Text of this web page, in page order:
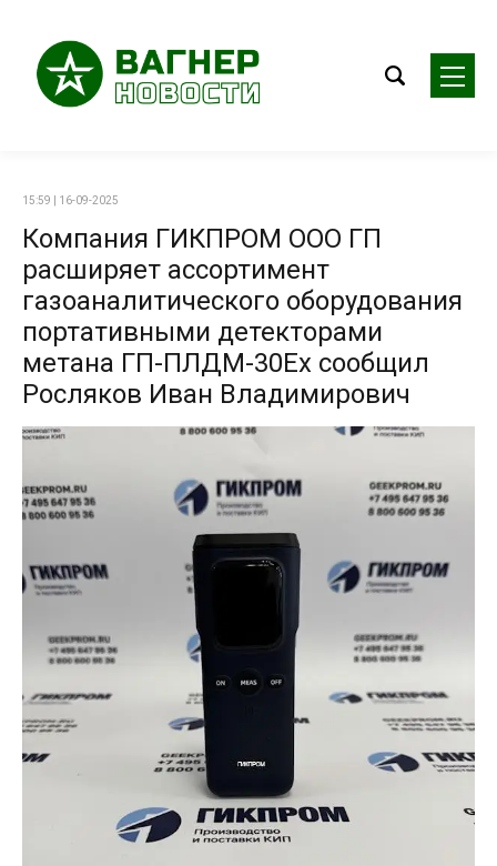
15:59 | 16-09-2025
Компания ГИКПРОМ ООО ГП
расширяет ассортимент
газоаналитического оборудования
портативными детекторами
метана ГП-ПЛДМ-30Ex сообщил
Росляков Иван Владимирович